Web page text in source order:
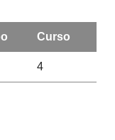
Curso
4